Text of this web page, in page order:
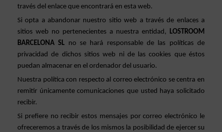
través del enlace que encontrará en esta web.
Si opta a abandonar nuestro sitio web a través de enlaces a
sitios web no pertenecientes a nuestra entidad,
LOSTROOM
BARCELONA SL no se hará responsable de las políticas de
privacidad de dichos sitios web ni de las cookies que éstos
puedan almacenar en el ordenador del usuario.
Nuestra política con respecto al correo electrónico se centra en
remitir únicamente comunicaciones que usted haya solicitado
recibir.
Si prefiere no recibir estos mensajes por correo electrónico le
ofreceremos a través de los mismos la posibilidad de ejercer su